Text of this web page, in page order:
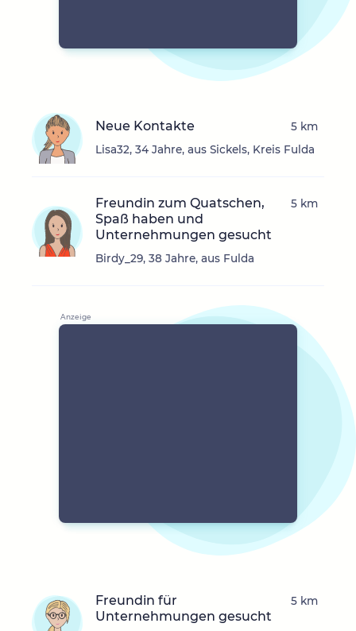
Neue Kontakte
Lisa32, 34 Jahre, aus Sickels, Kreis Fulda
5 km
Freundin zum Quatschen,
Spaß haben und
Unternehmungen gesucht
Birdy_29, 38 Jahre, aus Fulda
5 km
Freundin für
Unternehmungen gesucht
5 km